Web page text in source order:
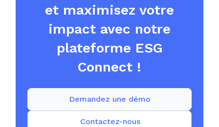
et maximisez votre
impact avec notre
plateforme ESG
Connect !
Contactez-nous
Demandez une démo